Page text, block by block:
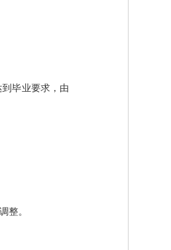
毕业要求，由
整。